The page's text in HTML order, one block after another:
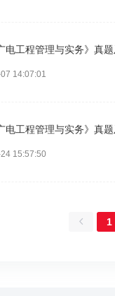
电工程管理与实务》真
14:07:01
电工程管理与实务》真
15:57:50
1